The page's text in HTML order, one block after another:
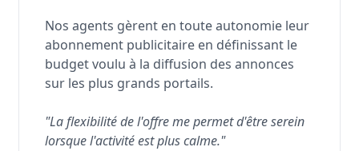
Nos agents gèrent en toute autonomie leur
abonnement publicitaire en définissant le
budget voulu à la diffusion des annonces
sur les plus grands portails.
"La flexibilité de l'offre me permet d'être serein
lorsque l'activité est plus calme."